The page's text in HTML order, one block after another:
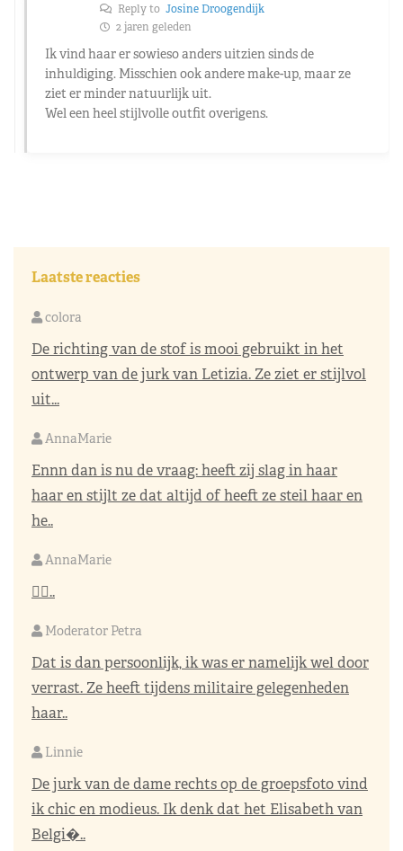
Reply to Josine Droogendijk
2 jaren geleden
Ik vind haar er sowieso anders uitzien sinds de
inhuldiging. Misschien ook andere make-up, maar ze
ziet er minder natuurlijk uit.
Wel een heel stijlvolle outfit overigens.
Laatste reacties
colora
De richting van de stof is mooi gebruikt in het
ontwerp van de jurk van Letizia. Ze ziet er stijlvol
uit...
AnnaMarie
Ennn dan is nu de vraag: heeft zij slag in haar
haar en stijlt ze dat altijd of heeft ze steil haar en
he..
AnnaMarie
👌🏼..
Moderator Petra
Dat is dan persoonlijk, ik was er namelijk wel door
verrast. Ze heeft tijdens militaire gelegenheden
haar..
Linnie
De jurk van de dame rechts op de groepsfoto vind
ik chic en modieus. Ik denk dat het Elisabeth van
Belgi�..